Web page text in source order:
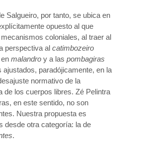
Salgueiro, por tanto, se ubica en
opuesto al que
coloniales, al traer al
perspectiva al catimbozeiro
malandro y a las pombagiras
ajustados, paradójicamente, en la
normativo de la
de los cuerpos libres. Zé Pelintra
en este sentido, no son
Nuestra propuesta es
desde otra categoría: la de
.